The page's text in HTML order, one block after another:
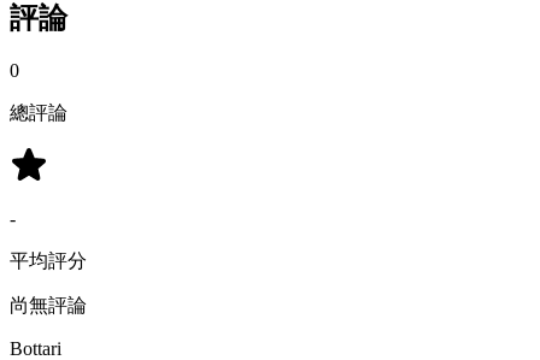
評論
0
總評論
-
平均評分
尚無評論
Bottari